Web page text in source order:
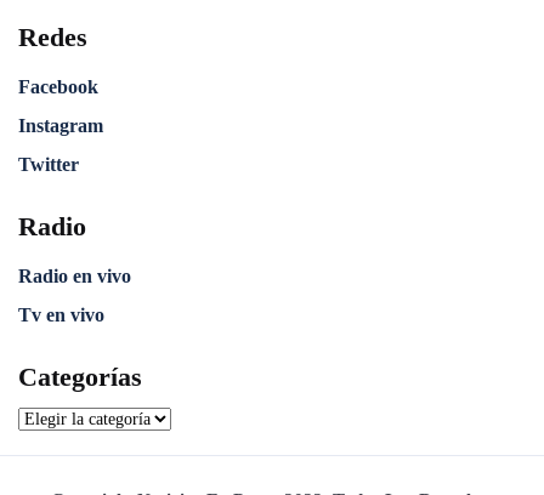
Redes
Facebook
Instagram
Twitter
Radio
Radio en vivo
Tv en vivo
Categorías